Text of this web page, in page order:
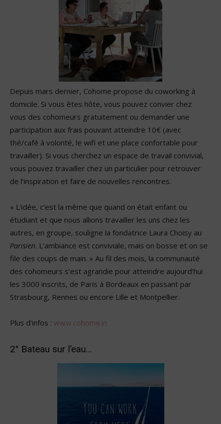
Depuis mars dernier, Cohome propose du coworking à
domicile. Si vous êtes hôte, vous pouvez convier chez
vous des cohomeurs gratuitement ou demander une
participation aux frais pouvant atteindre 10€ (avec
thé/café à volonté, le wifi et une place confortable pour
travailler). Si vous cherchez un espace de travail convivial,
vous pouvez travailler chez un particulier pour retrouver
de l’inspiration et faire de nouvelles rencontres.
« L’idée, c’est la même que quand on était enfant ou
étudiant et que nous allions travailler les uns chez les
autres, en groupe, souligne la fondatrice Laura Choisy au
Parisien. L’ambiance est conviviale, mais on bosse et on se
file des coups de main. » Au fil des mois, la communauté
des cohomeurs s’est agrandie pour atteindre aujourd’hui
les 3000 inscrits, de Paris à Bordeaux en passant par
Strasbourg, Rennes ou encore Lille et Montpellier.
Plus d’infos : www.cohome.in
2° Bateau sur l’eau…